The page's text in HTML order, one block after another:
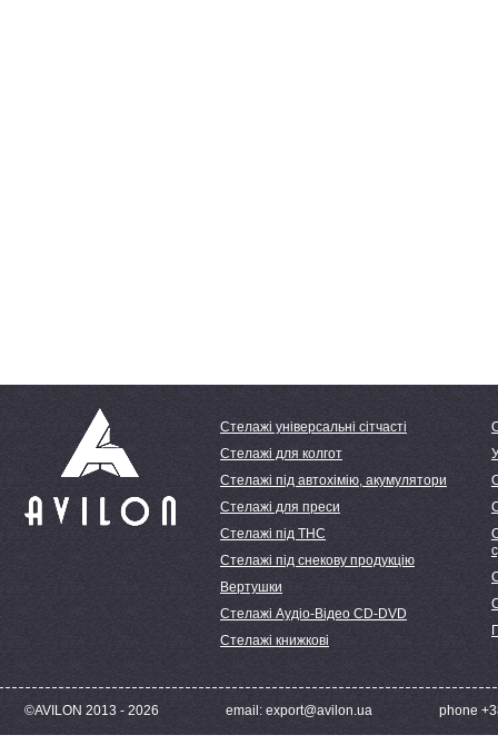
Стелажі універсальні сітчасті
Стелажі для колгот
Стелажі під автохімію, акумулятори
Стелажі для преси
Стелажі під ТНС
Стелажі під снекову продукцію
Вертушки
Стелажі Аудіо-Відео CD-DVD
Стелажі книжкові
©AVILON 2013 - 2026 email: export@avilon.ua phone